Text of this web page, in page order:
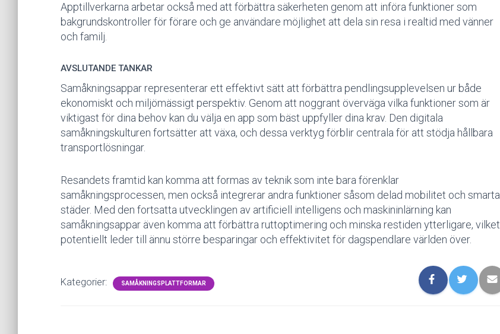
Apptillverkarna arbetar också med att förbättra säkerheten genom att införa funktioner som
bakgrundskontroller för förare och ge användare möjlighet att dela sin resa i realtid med vänner
och familj.
AVSLUTANDE TANKAR
Samåkningsappar representerar ett effektivt sätt att förbättra pendlingsupplevelsen ur både
ekonomiskt och miljömässigt perspektiv. Genom att noggrant överväga vilka funktioner som är
viktigast för dina behov kan du välja en app som bäst uppfyller dina krav. Den digitala
samåkningskulturen fortsätter att växa, och dessa verktyg förblir centrala för att stödja hållbara
transportlösningar.
Resandets framtid kan komma att formas av teknik som inte bara förenklar
samåkningsprocessen, men också integrerar andra funktioner såsom delad mobilitet och smarta
städer. Med den fortsatta utvecklingen av artificiell intelligens och maskininlärning kan
samåkningsappar även komma att förbättra ruttoptimering och minska restiden ytterligare, vilket
potentiellt leder till ännu större besparingar och effektivitet för dagspendlare världen över.
Kategorier: SAMÅKNINGSPLATTFORMAR